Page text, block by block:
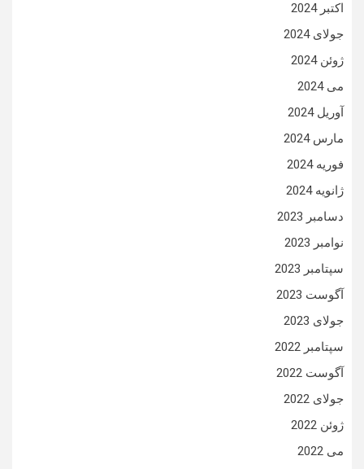
اکتبر 2024
جولای 2024
ژوئن 2024
می 2024
آوریل 2024
مارس 2024
فوریه 2024
ژانویه 2024
دسامبر 2023
نوامبر 2023
سپتامبر 2023
آگوست 2023
جولای 2023
سپتامبر 2022
آگوست 2022
جولای 2022
ژوئن 2022
می 2022